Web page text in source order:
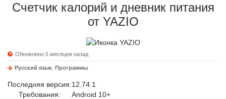
Счетчик калорий и дневник питания
от YAZIO
Обновлено 5 месяцев назад
Русский язык Программы
Последняя версия:12.74.1
Требования:
Android 10+